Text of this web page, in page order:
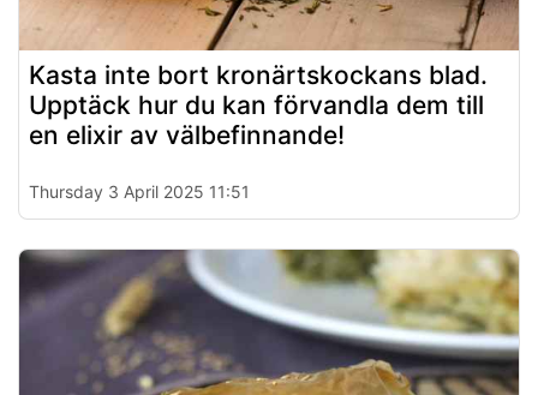
Kasta inte bort kronärtskockans blad.
Upptäck hur du kan förvandla dem till
en elixir av välbefinnande!
Thursday 3 April 2025 11:51